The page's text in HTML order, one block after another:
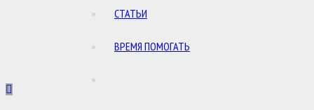
СТАТЬИ
ВРЕМЯ ПОМОГАТЬ